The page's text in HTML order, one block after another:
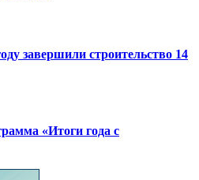
завершили строительство 14
«Итоги года с